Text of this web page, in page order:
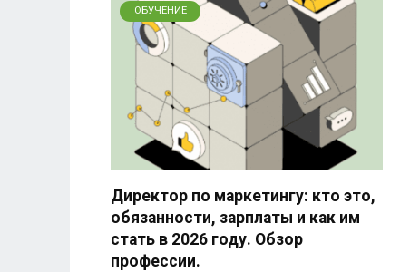
ОБУЧЕНИЕ
Директор по маркетингу: кто это,
обязанности, зарплаты и как им
стать в 2026 году. Обзор
профессии.